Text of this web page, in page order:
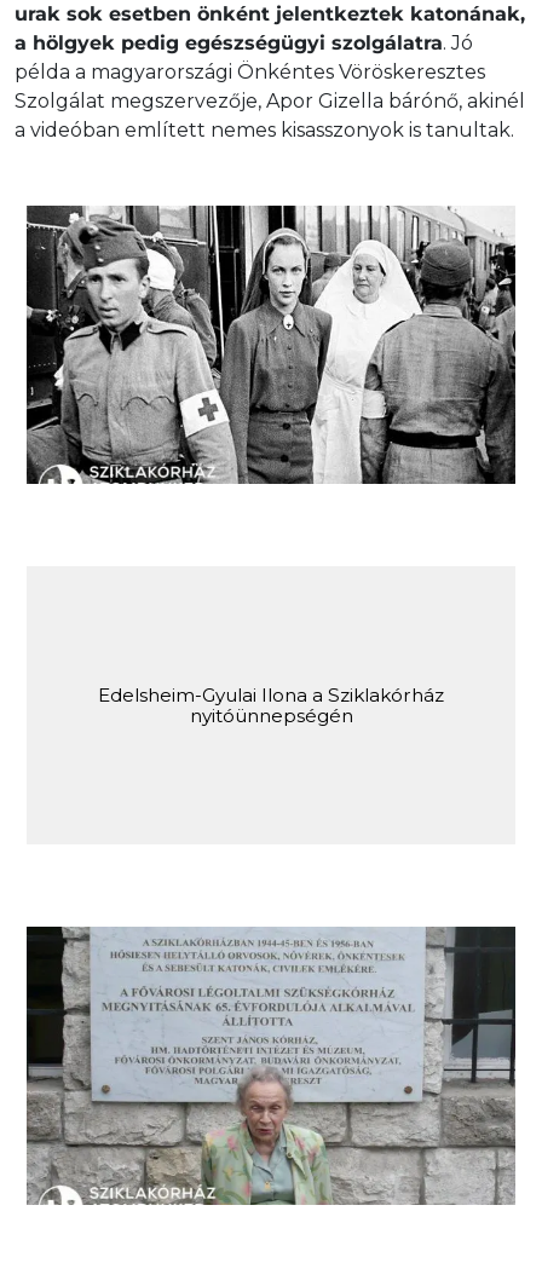
urak sok esetben önként jelentkeztek katonának,
a hölgyek pedig egészségügyi szolgálatra. Jó
példa a magyarországi Önkéntes Vöröskeresztes
Szolgálat megszervezője, Apor Gizella bárónő, akinél
a videóban említett nemes kisasszonyok is tanultak.
Edelsheim-Gyulai Ilona meglátogatja a frontot
Edelsheim-Gyulai Ilona a Sziklakórház
nyitóünnepségén
Edelsheim-Gyulai Ilona újra a Sziklakórházban
2010-ben